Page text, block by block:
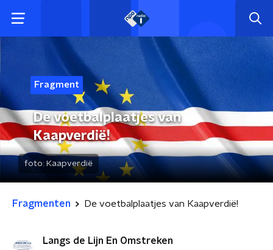
Fragment
De voetbalplaatjes van
Kaapverdië!
foto: Kaapverdië
Fragmenten De voetbalplaatjes van Kaapverdië!
Langs de Lijn En Omstreken